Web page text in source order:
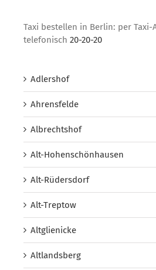
Taxi bestellen in Berlin: per
telefonisch 20-20-20
Adlershof
Ahrensfelde
Albrechtshof
Alt-Hohenschönhausen
Alt-Rüdersdorf
Alt-Treptow
Altglienicke
Altlandsberg